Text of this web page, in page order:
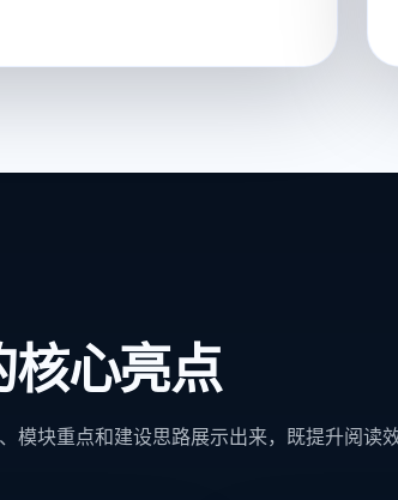
核心亮点
模块重点和建设思路展示出来，既提升阅读